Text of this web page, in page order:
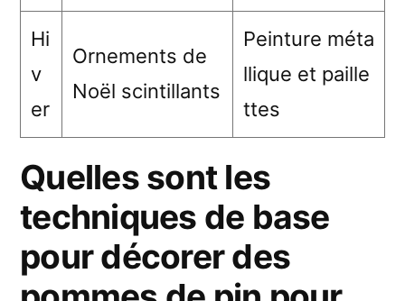
Hi
v
er
Ornements de
Noël scintillants
Peinture méta
llique et paille
ttes
Quelles sont les
techniques de base
pour décorer des